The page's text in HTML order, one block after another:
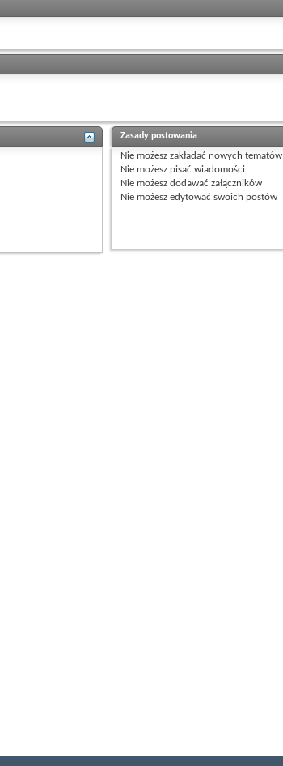
Zasady postowania
Nie możeszzakładać nowych tematów
Nie możeszpisać wiadomości
Nie możeszdodawać załączników
Nie możeszedytować swoich postów